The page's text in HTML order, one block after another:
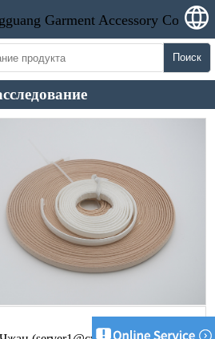
Поиск